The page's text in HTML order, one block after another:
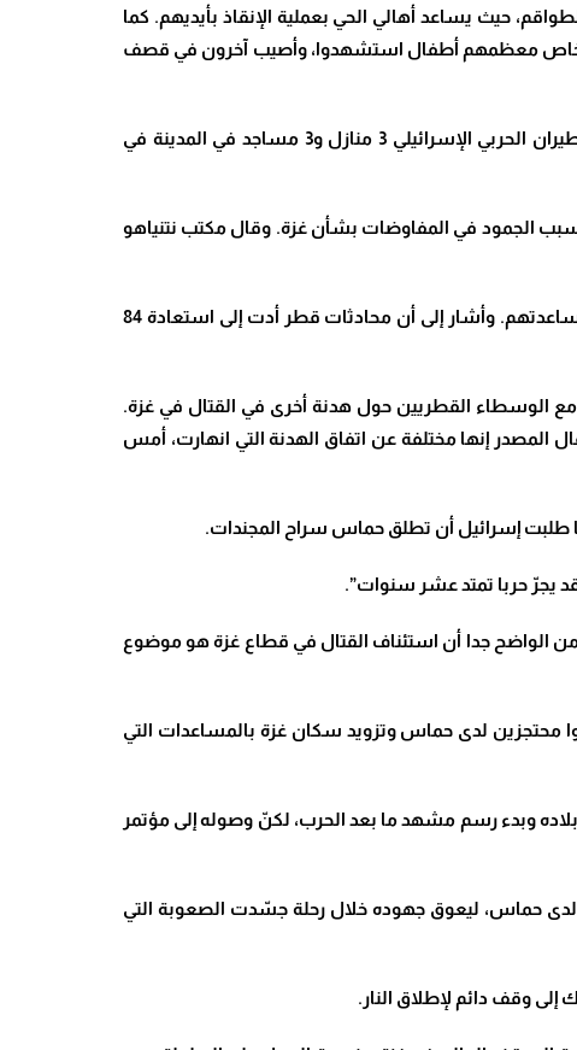
حيث يساعد أهالي الحي بعملية الإنقاذ بأيديهم. كما
الجزيرة قد أفاد بأن 9 أشخاص معظمهم أطفال استشهدوا، وأصيب آخرون في قصف
كما استهدف الطيران الحربي الإسرائيلي 3 منازل و3 مساجد في المدينة في
بسبب الجمود في المفاوضات بشأن غزة. وقال مكتب نتنياهو
وشكر رئيس الموساد مدير وكالة المخابرات المركزية الأميركية ورئيس المخابرات المصرية ورئيس الوزراء القطري على مساعدتهم. وأشار إلى أن محادثات قطر أدت إلى استعادة 84
مع الوسطاء القطريين حول هدنة أخرى في القتال في غزة.
المصدر إنها مختلفة عن اتفاق الهدنة التي انهارت، أمس
طلبت إسرائيل أن تطلق حماس سراح المجندات.
يجرّ حربا تمتد عشر سنوات”.
في مؤتمر صحافي في دبي، نقلا عن “فرانس برس”، حيث يشارك في مؤتمر الأمم المتحدة للمناخ (كوب28)، “من الواضح جدا أن استئناف القتال في قطاع غزة هو موضوع
محتجزين لدى حماس وتزويد سكان غزة بالمساعدات التي
وبدء رسم مشهد ما بعد الحرب، لكنّ وصوله إلى مؤتمر
لدى حماس، ليعوق جهوده خلال رحلة جسّدت الصعوبة التي
وقف دائم لإطلاق النار .